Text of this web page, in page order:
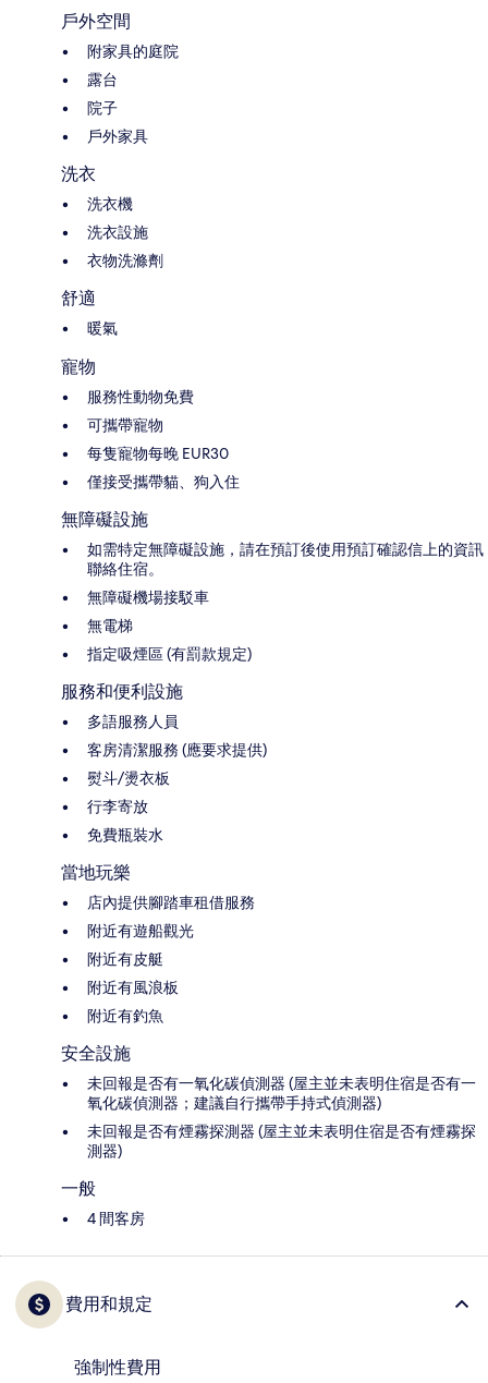
戶外空間
附家具的庭院
露台
院子
戶外家具
洗衣
洗衣機
洗衣設施
衣物洗滌劑
舒適
暖氣
寵物
服務性動物免費
可攜帶寵物
每隻寵物每晚 EUR30
僅接受攜帶貓、狗入住
無障礙設施
如需特定無障礙設施，請在預訂後使用預訂確認信上的資訊
聯絡住宿。
無障礙機場接駁車
無電梯
指定吸煙區 (有罰款規定)
服務和便利設施
多語服務人員
客房清潔服務 (應要求提供)
熨斗/燙衣板
行李寄放
免費瓶裝水
當地玩樂
店內提供腳踏車租借服務
附近有遊船觀光
附近有皮艇
附近有風浪板
附近有釣魚
安全設施
未回報是否有一氧化碳偵測器 (屋主並未表明住宿是否有一
氧化碳偵測器；建議自行攜帶手持式偵測器)
未回報是否有煙霧探測器 (屋主並未表明住宿是否有煙霧探
測器)
一般
4 間客房
費用和規定
強制性費用